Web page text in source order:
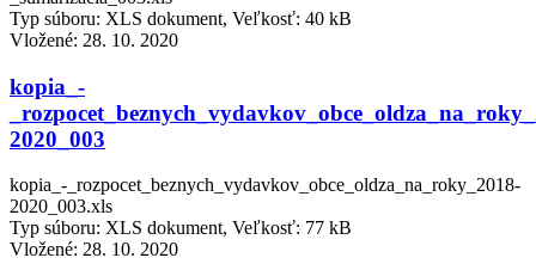
Typ súboru: XLS dokument, Veľkosť: 40 kB
Vložené: 28. 10. 2020
kopia_-
2020_003
kopia_-_rozpocet_beznych_vydavkov_obce_oldza_na_roky_2018-
2020_003.xls
Typ súboru: XLS dokument, Veľkosť: 77 kB
Vložené: 28. 10. 2020